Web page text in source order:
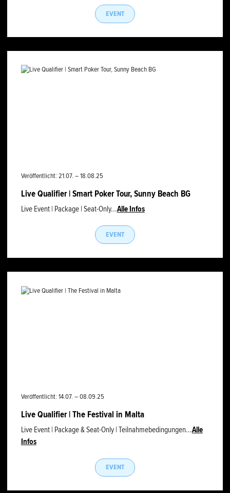
EVENT
Veröffentlicht: 21.07. – 18.08.25
Live Qualifier | Smart Poker Tour, Sunny Beach BG
Live Event | Package | Seat-Only...Alle Infos
EVENT
Veröffentlicht: 14.07. – 08.09.25
Live Qualifier | The Festival in Malta
Live Event | Package & Seat-Only | Teilnahmebedingungen...Alle
Infos
EVENT